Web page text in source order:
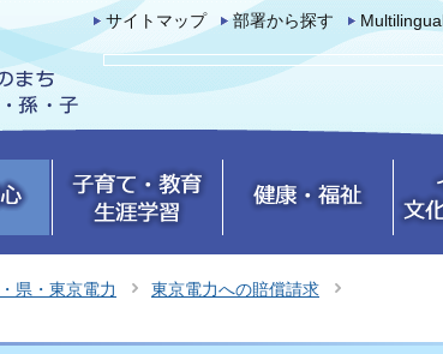
サイトマップ 部署から探す Multilingual
県・東京電力
東京電力への賠償請求